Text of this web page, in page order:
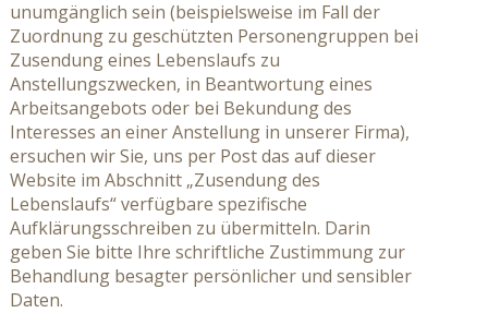
unumgänglich sein (beispielsweise im Fall der
Zuordnung zu geschützten Personengruppen bei
Zusendung eines Lebenslaufs zu
Anstellungszwecken, in Beantwortung eines
Arbeitsangebots oder bei Bekundung des
Interesses an einer Anstellung in unserer Firma),
ersuchen wir Sie, uns per Post das auf dieser
Website im Abschnitt „Zusendung des
Lebenslaufs“ verfügbare spezifische
Aufklärungsschreiben zu übermitteln. Darin
geben Sie bitte Ihre schriftliche Zustimmung zur
Behandlung besagter persönlicher und sensibler
Daten.